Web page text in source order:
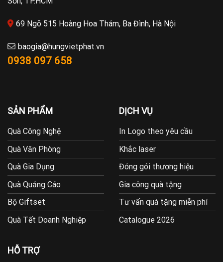
69 Ngõ 515 Hoàng Hoa Thám, Ba Đình, Hà Nội
baogia@hungvietphat.vn
0938 097 658
SẢN PHẨM
Quà Công Nghệ
Quà Văn Phòng
Quà Gia Dụng
Quà Quảng Cáo
Bộ Giftset
Quà Tết Doanh Nghiệp
DỊCH VỤ
In Logo theo yêu cầu
Khắc laser
Đóng gói thương hiệu
Gia công quà tặng
Tư vấn quà tặng miễn phí
Catalogue 2026
HỖ TRỢ